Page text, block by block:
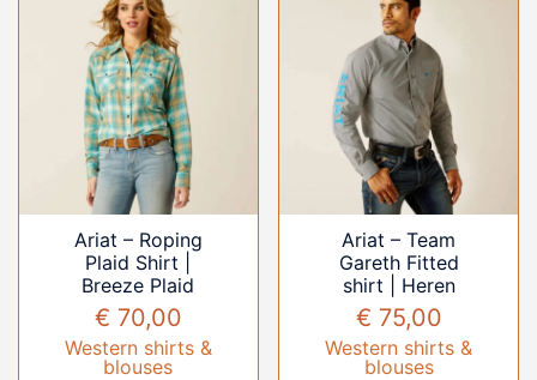
Ariat – Roping
Plaid Shirt |
Breeze Plaid
€ 70,00
Western shirts &
blouses
Ariat – Team
Gareth Fitted
shirt | Heren
€ 75,00
Western shirts &
blouses